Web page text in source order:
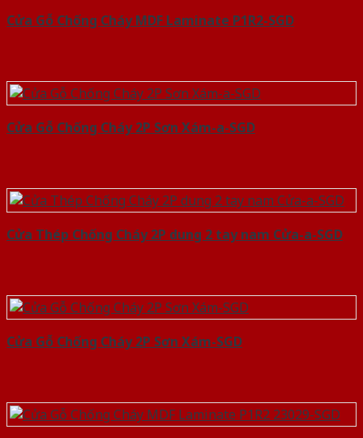
Cửa Gỗ Chống Cháy MDF Laminate P1R2-SGD
Cửa Gỗ Chống Cháy 2P Sơn Xám-a-SGD
Cửa Thép Chống Cháy 2P dung 2 tay nam Cửa-a-SGD
Cửa Gỗ Chống Cháy 2P Sơn Xám-SGD